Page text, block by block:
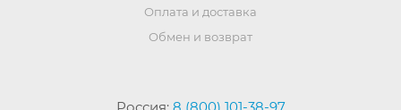
Оплата и доставка
Обмен и возврат